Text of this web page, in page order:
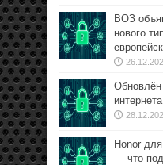
ВОЗ
нового
Обновлён
Honor
— что